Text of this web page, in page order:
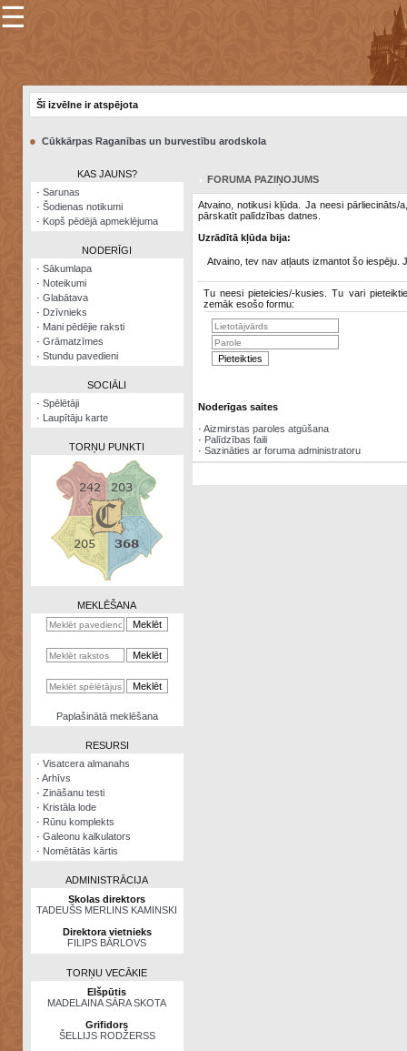
×
Šodienas
notikumi
Visatcera
almanahs
Arhīvs
Zināšanu
kalkulators
Nomētātās
☰
Šī izvēlne ir atspējota
● Cūkkārpas Raganības un burvestību arodskola
KAS JAUNS?
· Sarunas
· Šodienas notikumi
· Kopš pēdējā apmeklējuma
NODERĪGI
· Sākumlapa
· Noteikumi
· Glabātava
· Dzīvnieks
· Mani pēdējie raksti
· Grāmatzīmes
· Stundu pavedieni
SOCIĀLI
· Spēlētāji
· Laupītāju karte
TORŅU PUNKTI
MEKLĒŠANA
Paplašinātā meklēšana
RESURSI
· Visatcera almanahs
· Arhīvs
· Zināšanu testi
· Kristāla lode
· Rūnu komplekts
· Galeonu kalkulators
· Nomētātās kārtis
ADMINISTRĀCIJA
Skolas direktors
TADEUŠS MERLINS KAMINSKI
Direktora vietnieks
FILIPS BĀRLOVS
TORŅU VECĀKIE
Elšpūtis
MADELAINA SĀRA SKOTA
Grifidors
ŠELLIJS RODŽERSS
FORUMA PAZIŅOJUMS
Atvaino, notikusi kļūda. Ja neesi pārliecināts/
pārskatīt palīdzības datnes.
Uzrādītā kļūda bija:
Atvaino, tev nav atļauts izmantot šo iespēju.
Tu neesi pieteicies/-kusies. Tu vari
zemāk esošo formu:
Noderīgas saites
· Aizmirstas paroles atgūšana
· Palīdzības faili
· Sazināties ar foruma administratoru